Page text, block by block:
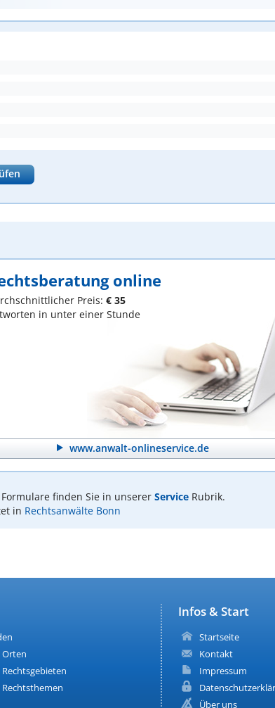
online
Preis: € 35
in unter einer Stunde
www.anwalt-onlineservice.de
finden Sie in unserer ServiceRubrik.
in Rechtsanwälte Bonn
Infos & Start
Startseite
Kontakt
Impressum
Über uns
Orten